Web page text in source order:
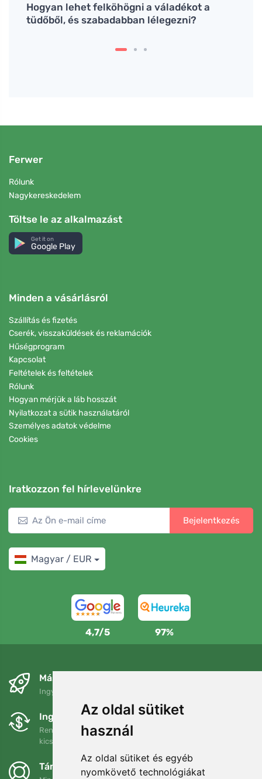
Az oldal sütiket
használ
Az oldal sütiket és egyéb
nyomkövető technológiákat
Hogyan lehet felköhögni a váladékot a
tüdőből, és szabadabban lélegezni?
Ferwer
Rólunk
Nagykereskedelem
Töltse le az alkalmazást
Get it on
Google Play
Minden a vásárlásról
Szállítás és fizetés
Cserék, visszaküldések és reklamációk
Hűségprogram
Kapcsolat
Feltételek és feltételek
Rólunk
Hogyan mérjük a láb hosszát
Nyilatkozat a sütik használatáról
Személyes adatok védelme
Cookies
Iratkozzon fel hírlevelünkre
Bejelentkezés
Magyar / EUR
4,7/5 97%
Másnapra és ingyenesen
Ingyenes szállítás a következő összeg felett: 80 EUR
Ingyenes csere és visszaküldés
Rendelését 90 napon belül bármikor visszaküldheti vagy
kicserélheti.
Támogatjuk a Trees.org-ot